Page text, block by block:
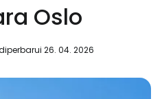
Oslo
26. 04. 2026
Facebook
email